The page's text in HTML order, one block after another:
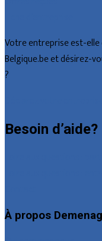
Votre entreprise est-
Belgique.be et désirez-
?
Besoin d’aide?
À propos